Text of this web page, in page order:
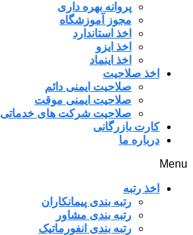
پروانه بهره داری
مجوز آموزشگاه
اخذ استاندارد
اخذ ایزو
اخذ اینماد
اخذ صلاحیت
صلاحیت ایمنی دائم
صلاحیت ایمنی موقت
صلاحیت شرکت های خدماتی
کارت بازرگانی
درباره ما
Menu
اخذ رتبه
رتبه بندی پیمانکاران
رتبه بندی مشاور
رتبه بندی انفورماتیک